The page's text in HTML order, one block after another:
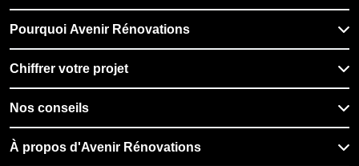
Pourquoi Avenir Rénovations
Chiffrer votre projet
Nos conseils
À propos d'Avenir Rénovations